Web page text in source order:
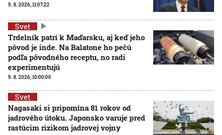
9. 8. 2026, 11:07:22
Svet
Trdelník patrí k Maďarsku, aj keď jeho
pôvod je inde. Na Balatone ho pečú
podľa pôvodného receptu, no radi
experimentujú
9. 8. 2026, 10:00:00
Svet
Nagasaki si pripomína 81 rokov od
jadrového útoku. Japonsko varuje pred
rastúcim rizikom jadrovej vojny